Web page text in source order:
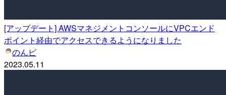
[アップデート] AWSマネジメントコンソールにVPCエンド
ポイント経由でアクセスできるようになりました
のんピ
2023.05.11